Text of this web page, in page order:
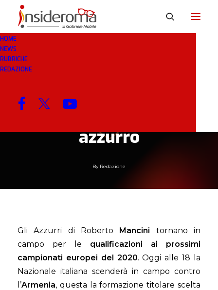
HOME
NEWS
RUBRICHE
REDAZIONE
5 SET 2019
Pellegrini entra e
azzurro
By Redazione
Gli Azzurri di Roberto Mancini tornano in
campo per le qualificazioni ai prossimi
campionati europei del 2020. Oggi alle 18 la
Nazionale italiana scenderà in campo contro
l’Armenia, questa la formazione titolare scelta